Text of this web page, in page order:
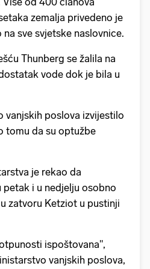
zemalja privedeno je
sve svjetske naslovnice.
Thunberg se žalila na
vode dok je bila u
vanjskih poslova izvijestilo
tomu da su optužbe
je rekao da
i u nedjelju osobno
zatvoru Ketziot u pustinji
ispoštovana",
vanjskih poslova,